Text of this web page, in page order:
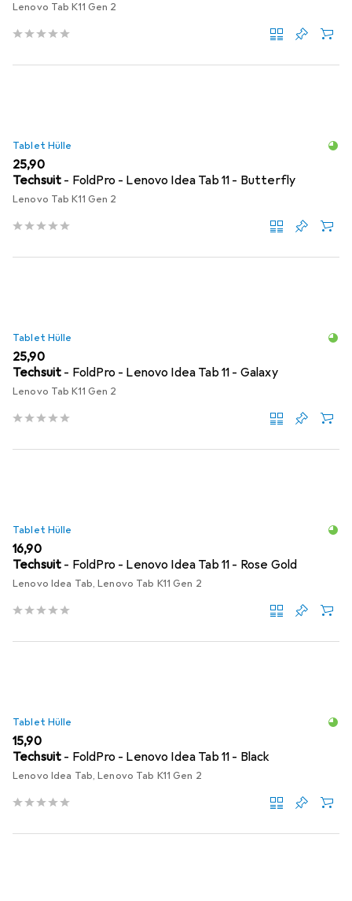
Lenovo Tab K11 Gen 2
Tablet Hülle
EUR
25,90
Techsuit - FoldPro - Lenovo Idea Tab 11 - Butterfly
Lenovo Tab K11 Gen 2
Tablet Hülle
EUR
25,90
Techsuit - FoldPro - Lenovo Idea Tab 11 - Galaxy
Lenovo Tab K11 Gen 2
Tablet Hülle
EUR
16,90
Techsuit - FoldPro - Lenovo Idea Tab 11 - Rose Gold
Lenovo Idea Tab, Lenovo Tab K11 Gen 2
Tablet Hülle
EUR
15,90
Techsuit - FoldPro - Lenovo Idea Tab 11 - Black
Lenovo Idea Tab, Lenovo Tab K11 Gen 2